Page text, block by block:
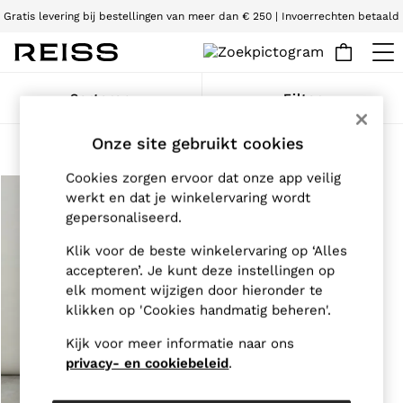
Gratis levering bij bestellingen van meer dan € 250 | Invoerrechten betaald
Wij accepteren
WOMEN
Pre-Autumn Collection
Holiday
Dresses
Tops & T-Shirts
Jumpsuits & Playsuits
Shirts & Blouses
Shorts
Skirts
Swimwear
Suits & Tailoring
Blazers
Petite
Sorteren Filter
gevonden artikelen(1)
Onze site gebruikt cookies
Cookies zorgen ervoor dat onze app veilig
werkt en dat je winkelervaring wordt
gepersonaliseerd.
Klik voor de beste winkelervaring op ‘Alles
accepteren’. Je kunt deze instellingen op
elk moment wijzigen door hieronder te
klikken op 'Cookies handmatig beheren'.
Kijk voor meer informatie naar ons
privacy- en cookiebeleid.